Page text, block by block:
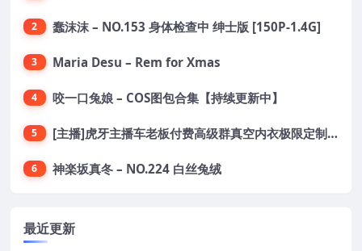
2 蠢沫沫 – NO.153 身体检查中 绅士版 [150P-1.4G]
3 Maria Desu – Rem for Xmas
4 咬一口兔娘 – COS图包合集【持续更新中】
5 [主播]虎牙主播车老板付费高级群真空内衣极限定制8分19
6 神楽坂真冬 – NO.224 白丝兔绒
最近更新